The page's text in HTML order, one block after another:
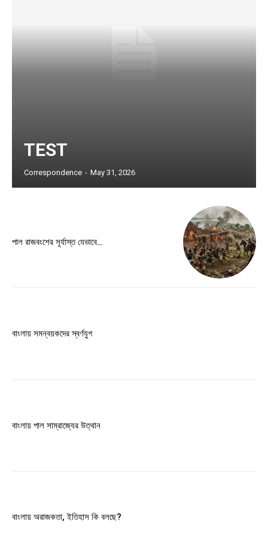
Free limited access
Praesent euismod ac
TEST
Correspondence - May 31, 2026
পাল রাজবংশের সূর্যাস্ত যেভাবে…
বাংলায় সমন্বয়কদের স্বর্ণযুগ
বাংলায় পাল সাম্রাজ্যের উত্থান
বাংলায় অরাজকতা, ইতিহাস কি বলছে?